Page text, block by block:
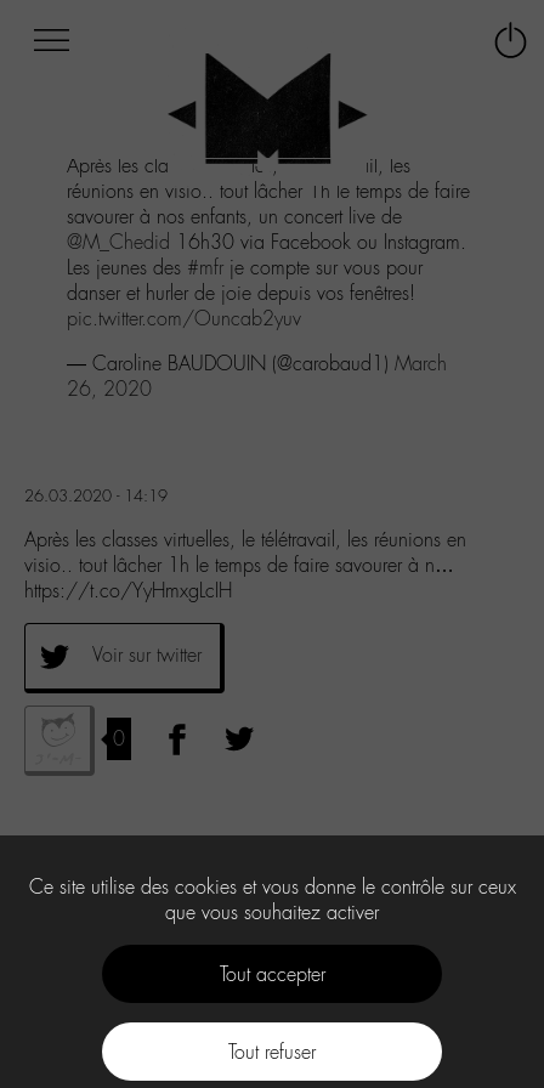
au
menu
Aller
au
contenu
Aller
recherche
Après les classes virtuelles, le télétravail, les
réunions en visio.. tout lâcher 1h le temps de faire
savourer à nos enfants, un concert live de
@M_Chedid 16h30 via Facebook ou Instagram.
Les jeunes des #mfr je compte sur vous pour
danser et hurler de joie depuis vos fenêtres!
pic.twitter.com/Ouncab2yuv
— Caroline BAUDOUIN (@carobaud1) March
26, 2020
26.03.2020 - 14:19
Après les classes virtuelles, le télétravail, les réunions en
visio.. tout lâcher 1h le temps de faire savourer à n…
https://t.co/YyHmxgLcIH
Voir sur twitter
0
Ce site utilise des cookies et vous donne le contrôle sur ceux
que vous souhaitez activer
Tout accepter
Tout refuser